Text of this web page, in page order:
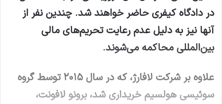
در دادگاه کیفری حاضر خواهند شد. چندین نفر از
آنها نیز به دلیل عدم رعایت تحریم‌های مالی
بین‌المللی محاکمه می‌شوند.
علاوه بر شرکت لافارژ، که در سال ۲۰۱۵ توسط گروه
سوئیسی هولسیم خریداری شد، برونو لافونت،